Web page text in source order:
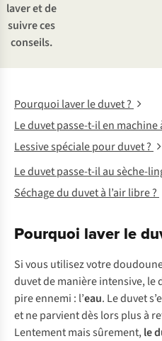
laver et de
suivre ces
conseils.
Pourquoi laver le duvet ?
Le duvet passe-t-il en machine
Lessive spéciale pour duvet ?
Le duvet passe-t-il au sèche-
Séchage du duvet à l’air libre ?
Pourquoi laver le
Si vous utilisez votre
duvet de manière intensive, le
pire ennemi : l’eau. Le duvet
et ne parvient dès lors plus à
Lentement mais sûrement,le